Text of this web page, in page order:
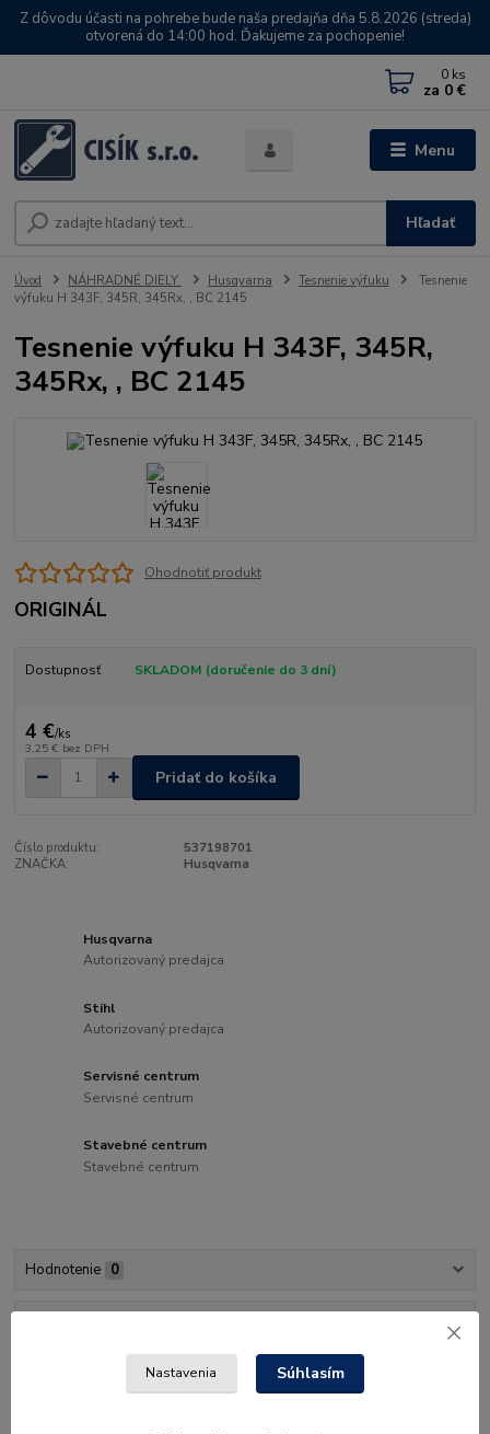
Z dôvodu účasti na pohrebe bude naša predajňa dňa 5.8.2026 (streda)
otvorená do 14:00 hod. Ďakujeme za pochopenie!
Menu
Hľadať
0 ks
za 0 €
Úvod NÁHRADNÉ DIELY Husqvarna Tesnenie výfuku
Tesnenie
výfuku H 343F, 345R, 345Rx, , BC 2145
Tesnenie výfuku H 343F, 345R,
345Rx, , BC 2145
Ohodnotiť produkt
ORIGINÁL
Dostupnosť SKLADOM (doručenie do 3 dní)
4 €/ks
3,25 € bez DPH
Pridať do košíka
Číslo produktu:
537198701
ZNAČKA:
Husqvarna
Husqvarna
Autorizovaný predajca
Stihl
Autorizovaný predajca
Servisné centrum
Servisné centrum
Stavebné centrum
Stavebné centrum
Hodnotenie 0
Tovar zaradený v kategóriách
Nastavenia Súhlasím